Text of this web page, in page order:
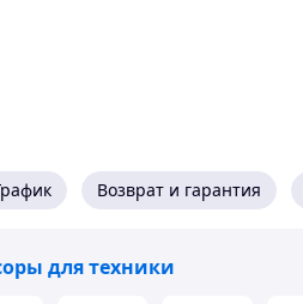
Возврат и гарантия
для техники